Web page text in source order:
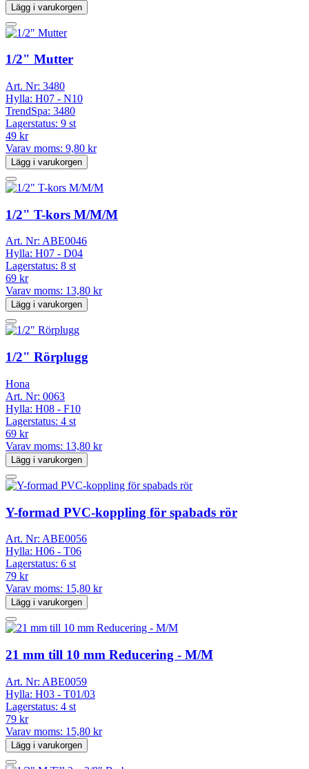
Lägg i varukorgen
1/2" Mutter
Art. Nr: 3480
Hylla: H07 - N10
TrendSpa: 3480
Lagerstatus: 9 st
49 kr
Varav moms: 9,80 kr
Lägg i varukorgen
1/2" T-kors M/M/M
Art. Nr: ABE0046
Hylla: H07 - D04
Lagerstatus: 8 st
69 kr
Varav moms: 13,80 kr
Lägg i varukorgen
1/2" Rörplugg
Hona
Art. Nr: 0063
Hylla: H08 - F10
Lagerstatus: 4 st
69 kr
Varav moms: 13,80 kr
Lägg i varukorgen
Y-formad PVC-koppling för spabads rör
Art. Nr: ABE0056
Hylla: H06 - T06
Lagerstatus: 6 st
79 kr
Varav moms: 15,80 kr
Lägg i varukorgen
21 mm till 10 mm Reducering - M/M
Art. Nr: ABE0059
Hylla: H03 - T01/03
Lagerstatus: 4 st
79 kr
Varav moms: 15,80 kr
Lägg i varukorgen